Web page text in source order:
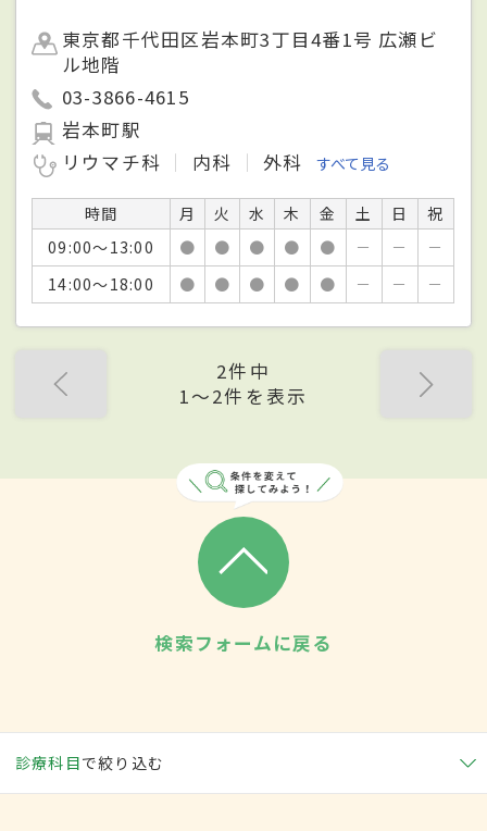
東京都千代田区岩本町3丁目4番1号 広瀬ビ
ル地階
03-3866-4615
岩本町駅
リウマチ科
内科 外科 すべて見る
時間 月 火 水 木 金 土 日
祝
09:00～13:00
● ● ● ● ● － －
－
14:00～18:00
● ● ● ● ● － － －
2件中
1〜2件を表示
検索フォームに戻る
診療科目で絞り込む